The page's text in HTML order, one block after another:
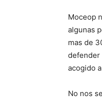
Moceop
algunas
mas de
defender
acogido
No nos